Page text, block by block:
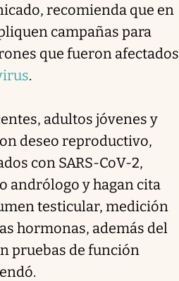
recomienda que en
campañas para
que fueron afectados
.
adultos jóvenes y
deseo reproductivo,
con SARS-CoV-2,
andrólogo y hagan cita
testicular, medición
hormonas, además del
pruebas de función